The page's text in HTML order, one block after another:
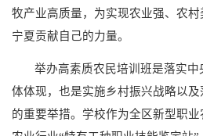
牧产业高质量，为实现农业强、农
宁夏贡献自己的力量。
举办高素质农民培训班是落实
体体现，也是实施乡村振兴战略以
的重要举措。学校作为全区新型职业